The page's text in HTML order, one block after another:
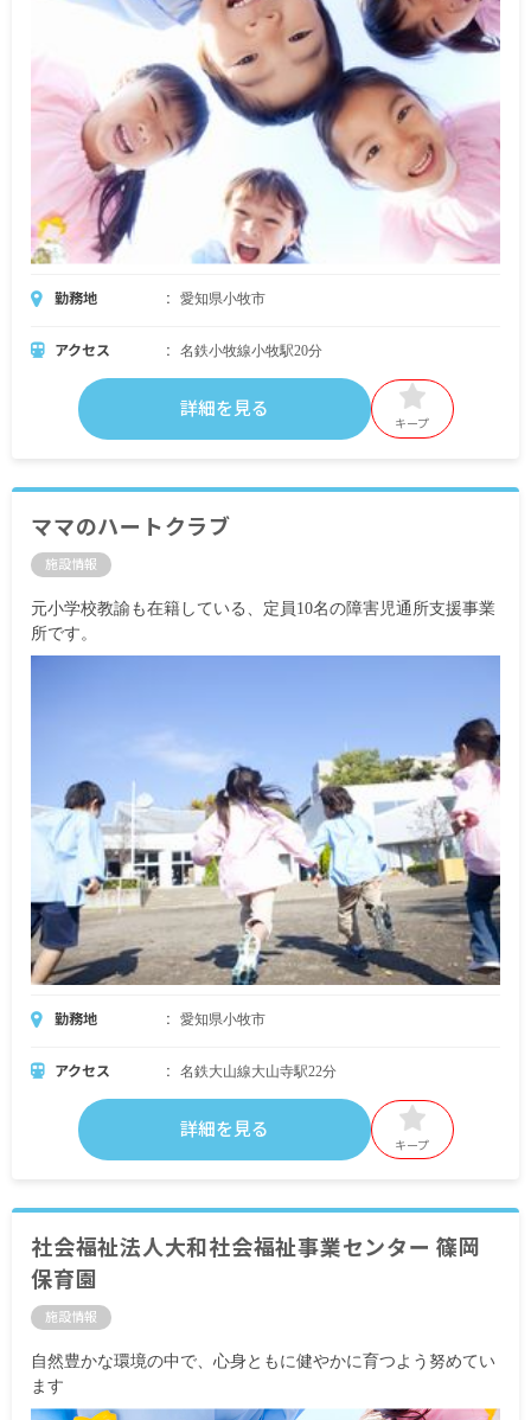
勤務地 愛知県小牧市
アクセス 名鉄小牧線小牧駅20分
詳細を見る
キープ
ママのハートクラブ
施設情報
元小学校教諭も在籍している、定員10名の障害児通所支援事業
所です。
勤務地 愛知県小牧市
アクセス 名鉄大山線大山寺駅22分
詳細を見る
キープ
社会福祉法人大和社会福祉事業センター 篠岡
保育園
施設情報
自然豊かな環境の中で、心身ともに健やかに育つよう努めてい
ます